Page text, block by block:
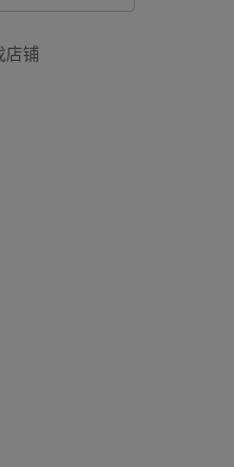
店铺